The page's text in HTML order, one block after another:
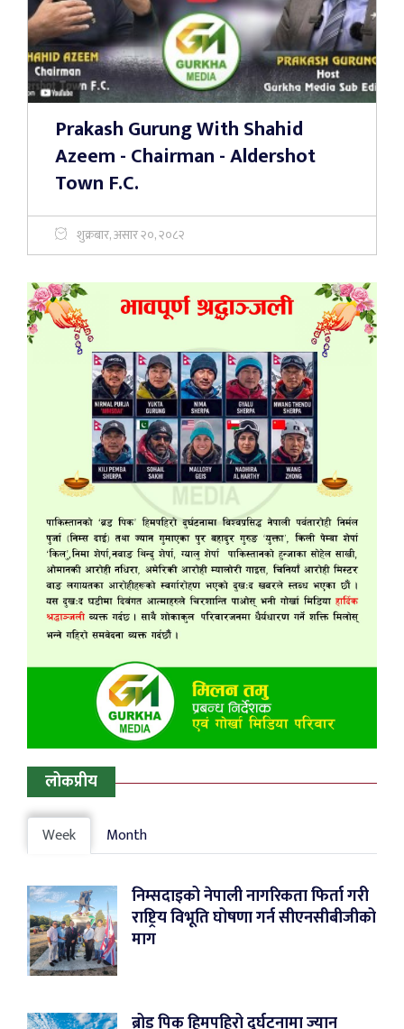
Prakash Gurung With Shahid
Azeem - Chairman - Aldershot
Town F.C.
शुक्रबार, असार २०, २०८२
लोकप्रीय
Week Month
निम्सदाइको नेपाली नागरिकता फिर्ता गरी
राष्ट्रिय विभूति घोषणा गर्न सीएनसीबीजीको
माग
ब्रोड पिक हिमपहिरो दुर्घटनामा ज्यान